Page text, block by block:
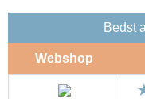
Bedst
Webshop